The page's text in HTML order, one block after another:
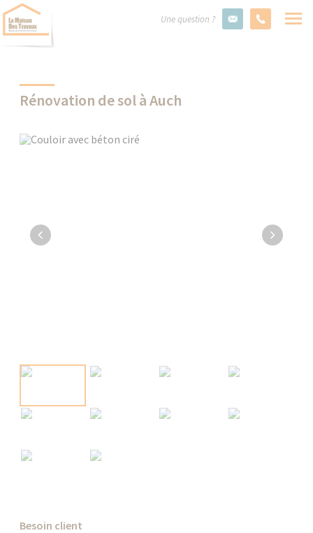
Une question ?
Rénovation de sol à Auch
Besoin client